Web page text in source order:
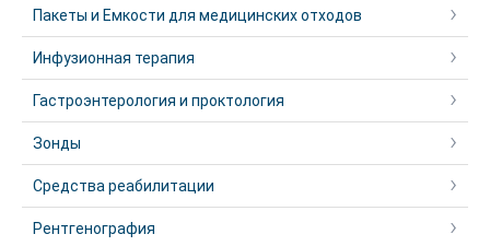
Пакеты и Емкости для медицинских отходов
Инфузионная терапия
Гастроэнтерология и проктология
Зонды
Средства реабилитации
Рентгенография